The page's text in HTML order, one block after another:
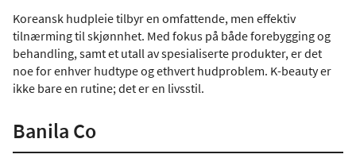
Koreansk hudpleie tilbyr en omfattende, men effektiv
tilnærming til skjønnhet. Med fokus på både forebygging og
behandling, samt et utall av spesialiserte produkter, er det
noe for enhver hudtype og ethvert hudproblem. K-beauty er
ikke bare en rutine; det er en livsstil.
Banila Co